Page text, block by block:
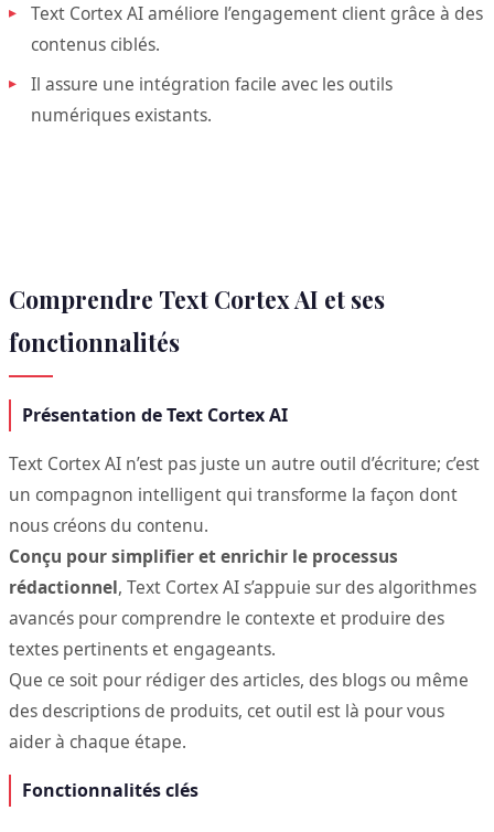
Text Cortex AI améliore l’engagement client grâce à des
contenus ciblés.
Il assure une intégration facile avec les outils
numériques existants.
Comprendre Text Cortex AI et ses
fonctionnalités
Présentation de Text Cortex AI
Text Cortex AI n’est pas juste un autre outil d’écriture; c’est
un compagnon intelligent qui transforme la façon dont
nous créons du contenu.
Conçu pour simplifier et enrichir le processus
rédactionnel, Text Cortex AI s’appuie sur des algorithmes
avancés pour comprendre le contexte et produire des
textes pertinents et engageants.
Que ce soit pour rédiger des articles, des blogs ou même
des descriptions de produits, cet outil est là pour vous
aider à chaque étape.
Fonctionnalités clés